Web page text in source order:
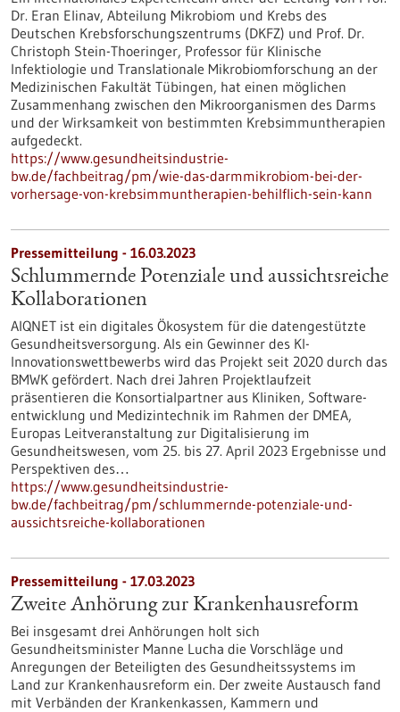
Dr. Eran Elinav, Abteilung Mikrobiom und Krebs des
Deutschen Krebsforschungszentrums (DKFZ) und Prof. Dr.
Christoph Stein-Thoeringer, Professor für Klinische
Infektiologie und Translationale Mikrobiomforschung an der
Medizinischen Fakultät Tübingen, hat einen möglichen
Zusammenhang zwischen den Mikroorganismen des Darms
und der Wirksamkeit von bestimmten Krebsimmuntherapien
aufgedeckt.
https://www.gesundheitsindustrie-
bw.de/fachbeitrag/pm/wie-das-darmmikrobiom-bei-der-
vorhersage-von-krebsimmuntherapien-behilflich-sein-kann
Pressemitteilung - 16.03.2023
Schlummernde Potenziale und aussichtsreiche
Kollaborationen
AIQNET ist ein digitales Ökosystem für die datengestützte
Gesundheitsversorgung. Als ein Gewinner des KI-
Innovationswettbewerbs wird das Projekt seit 2020 durch das
BMWK gefördert. Nach drei Jahren Projektlaufzeit
präsentieren die Konsortialpartner aus Kliniken, Software-
entwicklung und Medizintechnik im Rahmen der DMEA,
Europas Leitveranstaltung zur Digitalisierung im
Gesundheitswesen, vom 25. bis 27. April 2023 Ergebnisse und
Perspektiven des…
https://www.gesundheitsindustrie-
bw.de/fachbeitrag/pm/schlummernde-potenziale-und-
aussichtsreiche-kollaborationen
Pressemitteilung - 17.03.2023
Zweite Anhörung zur Krankenhausreform
Bei insgesamt drei Anhörungen holt sich
Gesundheitsminister Manne Lucha die Vorschläge und
Anregungen der Beteiligten des Gesundheitssystems im
Land zur Krankenhausreform ein. Der zweite Austausch fand
mit Verbänden der Krankenkassen, Kammern und